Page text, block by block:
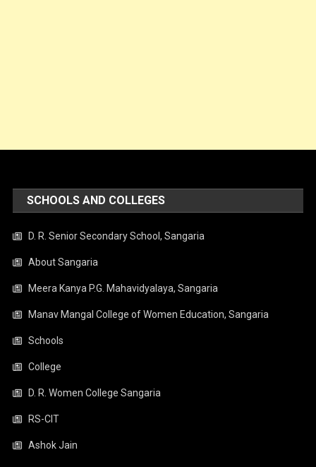
SCHOOLS AND COLLEGES
D. R. Senior Secondary School, Sangaria
About Sangaria
Meera Kanya P.G. Mahavidyalaya, Sangaria
Manav Mangal College of Women Education, Sangaria
Schools
College
D. R. Women College Sangaria
RS-CIT
Ashok Jain